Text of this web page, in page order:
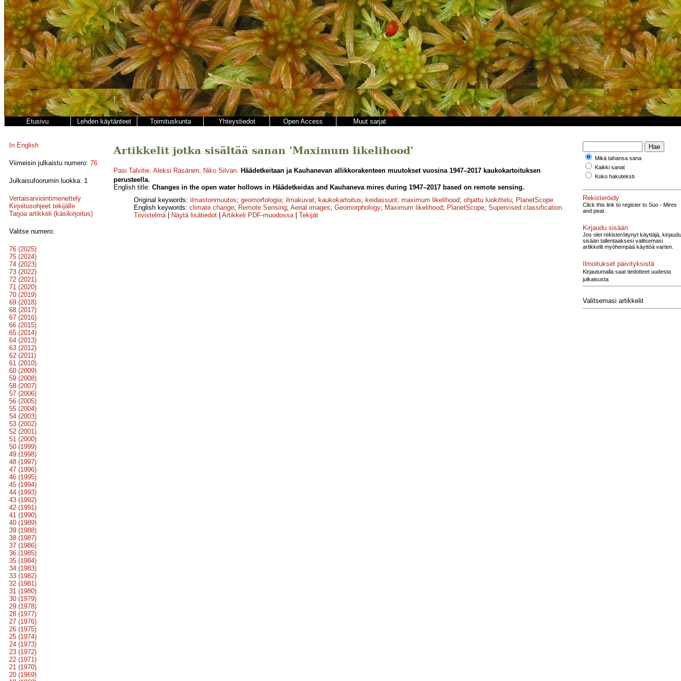
Etusivu Lehden käytänteet Toimituskunta Yhteystiedot Open Access Muut sarjat
In English
Viimeisin julkaistu numero: 76
Julkaisufoorumin luokka: 1
Vertaisarviointimenettely
Kirjoitusohjeet tekijälle
Tarjoa artikkeli (käsikirjoitus)
Valitse numero:
76 (2025)
75 (2024)
74 (2023)
73 (2022)
72 (2021)
71 (2020)
70 (2019)
69 (2018)
68 (2017)
67 (2016)
66 (2015)
65 (2014)
64 (2013)
63 (2012)
62 (2011)
61 (2010)
60 (2009)
59 (2008)
58 (2007)
57 (2006)
56 (2005)
55 (2004)
54 (2003)
53 (2002)
52 (2001)
51 (2000)
50 (1999)
49 (1998)
48 (1997)
47 (1996)
46 (1995)
45 (1994)
44 (1993)
43 (1992)
42 (1991)
41 (1990)
40 (1989)
39 (1988)
38 (1987)
37 (1986)
36 (1985)
35 (1984)
34 (1983)
33 (1982)
32 (1981)
31 (1980)
30 (1979)
29 (1978)
28 (1977)
27 (1976)
26 (1975)
25 (1974)
24 (1973)
23 (1972)
22 (1971)
21 (1970)
20 (1969)
Artikkelit jotka sisältää sanan 'Maximum likelihood'
Pasi Talvitie, Aleksi Räsänen, Niko Silvan. Häädetkeitaan ja Kauhanevan allikkorakenteen muutokset vuosina 1947–2017 kaukokartoituksen
perusteella.
English title: Changes in the open water hollows in Häädetkeidas and Kauhaneva mires during 1947–2017 based on remote sensing.
Original keywords: ilmastonmuutos; geomorfologia; ilmakuvat; kaukokartoitus; keidassuot; maximum likelihood; ohjattu luokittelu; PlanetScope
English keywords: climate change; Remote Sensing; Aerial images; Geomorphology; Maximum likelihood; PlanetScope; Supervised classification
Tiivistelmä| Näytä lisätiedot Artikkeli PDF-muodossa| Tekijät
Mikä tahansa sana
Kaikki sanat
Koko hakuteksti
Rekisteröidy
Click this link to register to Suo - Mires
and peat.
Kirjaudu sisään
Jos olet rekisteröitynyt käyttäjä, kirjaudu
sisään tallentaaksesi valitsemasi
artikkelit myöhempää käyttöä varten.
Ilmoitukset päivityksistä
Kirjautumalla saat tiedotteet uudesta
julkaisusta
Valitsemasi artikkelit